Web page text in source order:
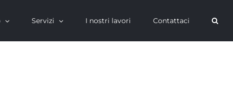
Servizi I nostri lavori Contattaci